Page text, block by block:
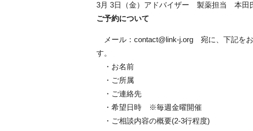
3月 3日（金）アドバイザー 製薬担当 本田
ご予約について
メール：contact@link-j.org 宛に、下記を
す。
・お名前
・ご所属
・ご連絡先
・希望日時 ※毎週金曜開催
・ご相談内容の概要(2-3行程度)